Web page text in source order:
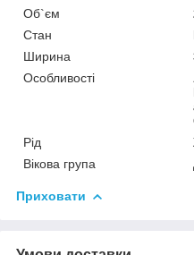
Об`єм
Стан
Ширина
Особливості
Рід
Вікова група
Приховати